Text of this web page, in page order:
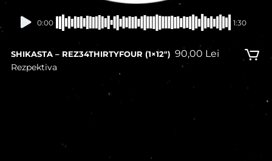
0:00 1:30
SHIKASTA – REZ34THIRTYFOUR (1×12″) 90,00 Lei
Rezpektiva